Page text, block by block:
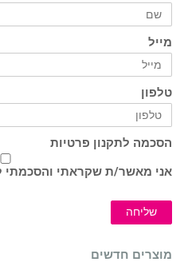
מייל
טלפון
הסכמה לתקנון פרטיות
אני מאשר/ת שקראתי והסכמתי
שליחה
מוצרים חדשים